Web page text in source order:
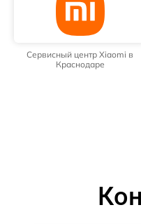
Сервисный центр Xiaomi в
Краснодаре